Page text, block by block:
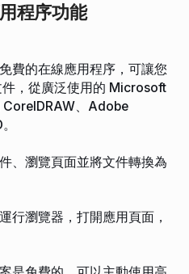
程序功能
費的在線應用程序，可讓您
，從廣泛使用的 Microsoft
、Adobe
、瀏覽頁面並將文件轉換為
行瀏覽器，打開應用頁面，